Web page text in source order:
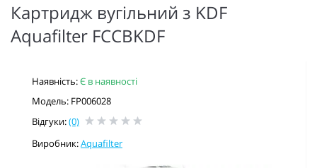
Картридж вугільний з KDF
Aquafilter FCCBKDF
Наявність:Є в наявності
Модель: FP006028
Відгуки:(0)
Виробник:Aquafilter